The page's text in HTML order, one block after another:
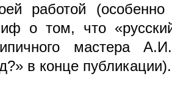
работой
о том, что
мастера
в конце публикации).